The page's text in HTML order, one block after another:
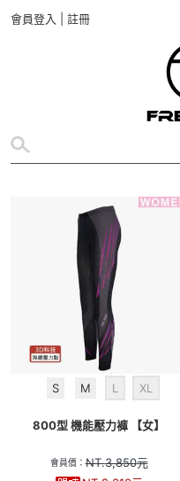
會員登入 註冊
S M L XL
800型 機能壓力褲 【女】
會員價：NT.3,850元